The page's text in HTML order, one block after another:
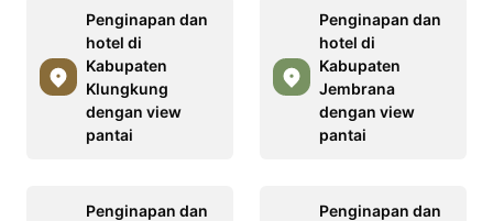
Penginapan dan
hotel di
Kabupaten
Klungkung
dengan view
pantai
Penginapan dan
hotel di
Kabupaten
Jembrana
dengan view
pantai
Penginapan dan
Penginapan dan